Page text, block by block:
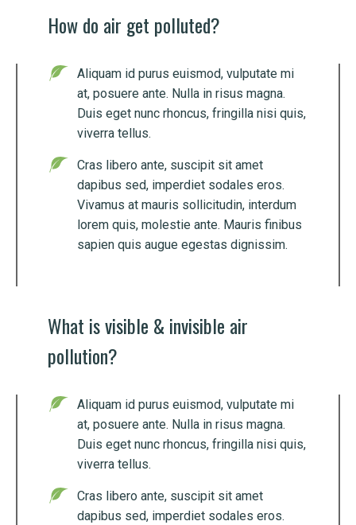
How do air get polluted?
Aliquam id purus euismod, vulputate mi
at, posuere ante. Nulla in risus magna.
Duis eget nunc rhoncus, fringilla nisi quis,
viverra tellus.
Cras libero ante, suscipit sit amet
dapibus sed, imperdiet sodales eros.
Vivamus at mauris sollicitudin, interdum
lorem quis, molestie ante. Mauris finibus
sapien quis augue egestas dignissim.
What is visible & invisible air
pollution?
Aliquam id purus euismod, vulputate mi
at, posuere ante. Nulla in risus magna.
Duis eget nunc rhoncus, fringilla nisi quis,
viverra tellus.
Cras libero ante, suscipit sit amet
dapibus sed, imperdiet sodales eros.